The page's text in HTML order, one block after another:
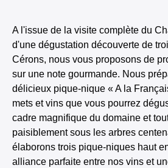
A l'issue de la visite complète du
d'une dégustation découverte de
Cérons, nous vous proposons de
sur une note gourmande. Nous
délicieux pique-nique « A la
mets et vins que vous pourrez
cadre magnifique du domaine et
paisiblement sous les arbres
élaborons trois pique-niques haut
alliance parfaite entre nos vins et